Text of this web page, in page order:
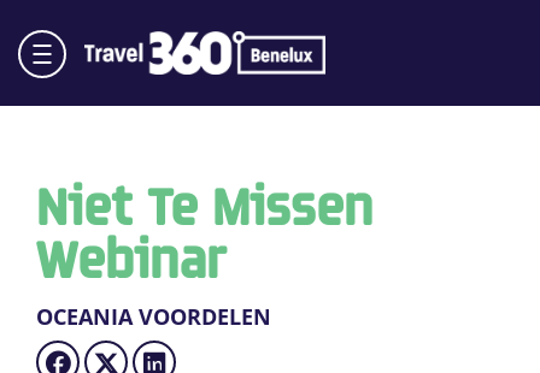
Niet Te Missen
Webinar
OCEANIA VOORDELEN